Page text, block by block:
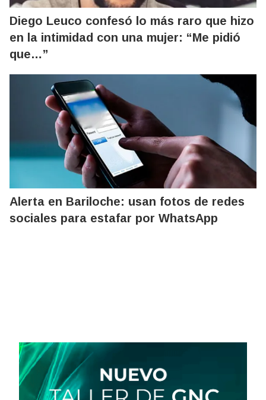
Diego Leuco confesó lo más raro que hizo
en la intimidad con una mujer: “Me pidió
que…”
Alerta en Bariloche: usan fotos de redes
sociales para estafar por WhatsApp